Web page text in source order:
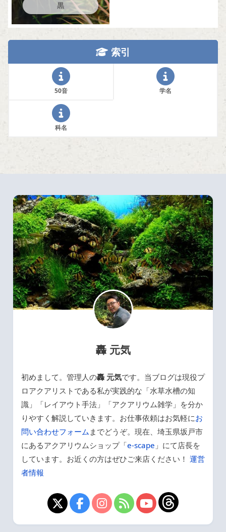
黒
索引
50音 学名
科名
轟 元気
初めまして。管理人の轟 元気です。当ブログは現役プ
ロアクアリストである私が実践的な「水草水槽の知
識」「レイアウト手法」「アクアリウム雑学」を分か
りやすく解説していきます。お仕事依頼はお気軽にお
問い合わせフォーム までどうぞ。現在、埼玉県坂戸市
にあるアクアリウムショップ「e-scape 」にて店長を
しています。お近くの方はぜひご来店ください！ 運営
者情報